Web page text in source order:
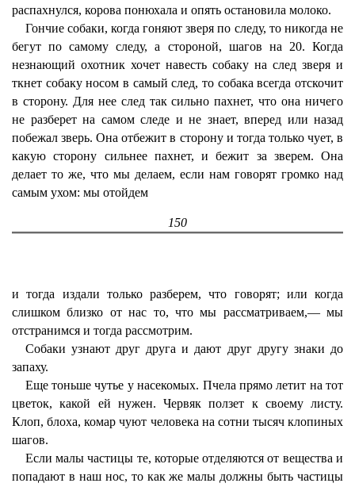
распахнулся, корова понюхала и опять остановила молоко.
Гончие собаки, когда гоняют зверя по следу, то никогда не
бегут по самому следу, а стороной, шагов на 20. Когда
незнающий охотник хочет навесть собаку на след зверя и
ткнет собаку носом в самый след, то собака всегда отскочит
в сторону. Для нее след так сильно пахнет, что она ничего
не разберет на самом следе и не знает, вперед или назад
побежал зверь. Она отбежит в сторону и тогда только чует, в
какую сторону сильнее пахнет, и бежит за зверем. Она
делает то же, что мы делаем, если нам говорят громко над
самым ухом: мы отойдем
150
и тогда издали только разберем, что говорят; или когда
слишком близко от нас то, что мы рассматриваем,— мы
отстранимся и тогда рассмотрим.
Собаки узнают друг друга и дают друг другу знаки до
запаху.
Еще тоньше чутье у насекомых. Пчела прямо летит на тот
цветок, какой ей нужен. Червяк ползет к своему листу.
Клоп, блоха, комар чуют человека на сотни тысяч клопиных
шагов.
Если малы частицы те, которые отделяются от вещества и
попадают в наш нос, то как же малы должны быть частицы